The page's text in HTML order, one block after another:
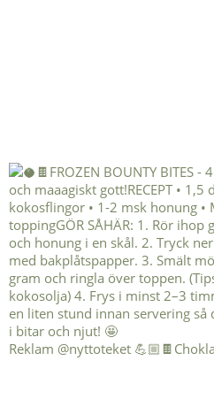
Reklam @nyttoteket